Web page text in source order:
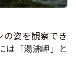
姿を観察でき
は「湯沸岬」と